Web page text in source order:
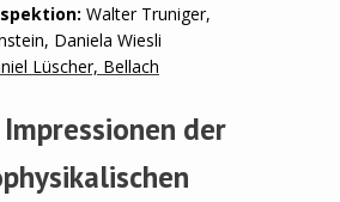
Walter Truniger,
Daniela Wiesli
Lüscher, Bellach
der